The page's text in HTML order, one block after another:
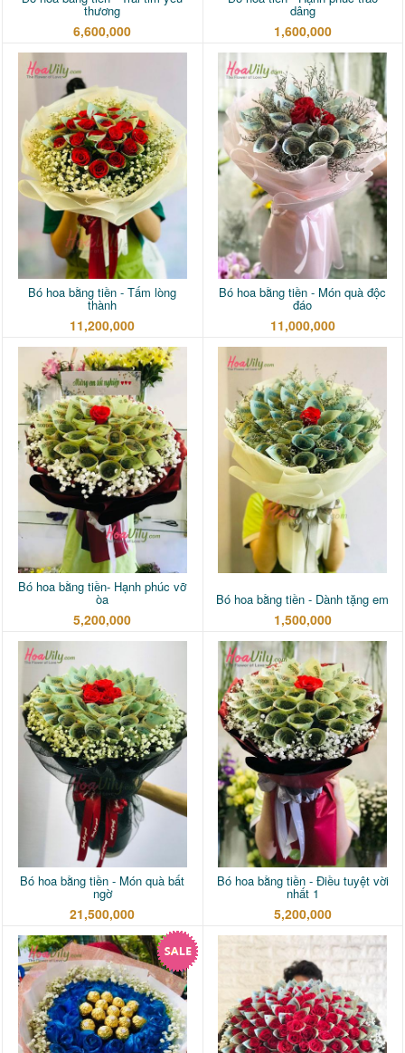
thương
6,600,000
dâng
1,600,000
Bó hoa bằng tiền - Tấm lòng
thành
11,200,000
Bó hoa bằng tiền - Món quà độc
đáo
11,000,000
Bó hoa bằng tiền- Hạnh phúc vỡ
òa
5,200,000
Bó hoa bằng tiền - Dành tặng em
1,500,000
Bó hoa bằng tiền - Món quà bất
ngờ
21,500,000
Bó hoa bằng tiền - Điều tuyệt vời
nhất 1
5,200,000